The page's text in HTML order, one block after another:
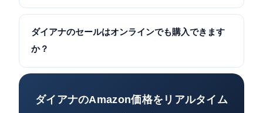
ダイアナのセールはオンラインでも購入できます
か？
ダイアナのAmazon価格をリアルタイム